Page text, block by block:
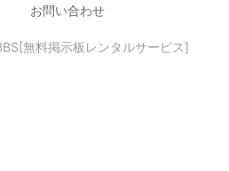
お問い合わせ
無料掲示板レンタルサービス]